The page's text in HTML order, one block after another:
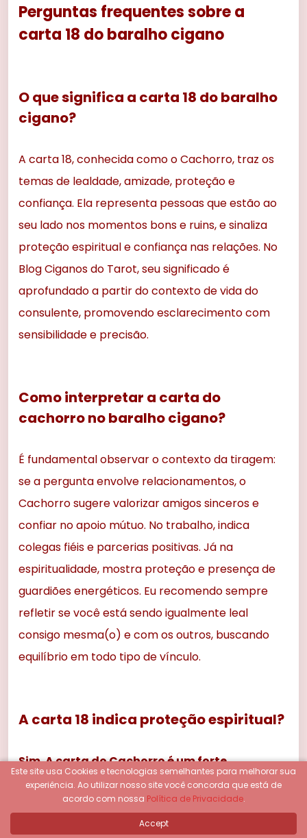
Perguntas frequentes sobre a
carta 18 do baralho cigano
O que significa a carta 18 do baralho
cigano?
A carta 18, conhecida como o Cachorro, traz os
temas de lealdade, amizade, proteção e
confiança. Ela representa pessoas que estão ao
seu lado nos momentos bons e ruins, e sinaliza
proteção espiritual e confiança nas relações. No
Blog Ciganos do Tarot, seu significado é
aprofundado a partir do contexto de vida do
consulente, promovendo esclarecimento com
sensibilidade e precisão.
Como interpretar a carta do
cachorro no baralho cigano?
É fundamental observar o contexto da tiragem:
se a pergunta envolve relacionamentos, o
Cachorro sugere valorizar amigos sinceros e
confiar no apoio mútuo. No trabalho, indica
colegas fiéis e parcerias positivas. Já na
espiritualidade, mostra proteção e presença de
guardiões energéticos. Eu recomendo sempre
refletir se você está sendo igualmente leal
consigo mesma(o) e com os outros, buscando
equilíbrio em todo tipo de vínculo.
A carta 18 indica proteção espiritual?
Sim. A carta do Cachorro é um forte
indicativo de proteção energética e
espiritual.Ela mostra que o consulente está
sendo amparado por amigos terrenos e aliados
Este site usa Cookies e tecnologias semelhantes para melhorar sua
experiência. Ao utilizar nosso site você concorda que está de
acordo com nossa Política de Privacidade.
Accept